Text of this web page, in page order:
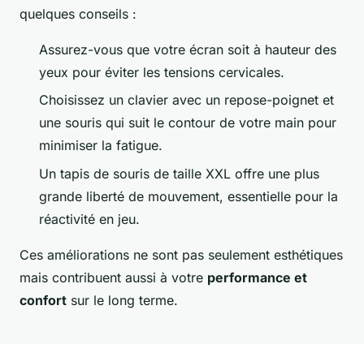
quelques conseils :
Assurez-vous que votre écran soit à hauteur des
yeux pour éviter les tensions cervicales.
Choisissez un clavier avec un repose-poignet et
une souris qui suit le contour de votre main pour
minimiser la fatigue.
Un tapis de souris de taille XXL offre une plus
grande liberté de mouvement, essentielle pour la
réactivité en jeu.
Ces améliorations ne sont pas seulement esthétiques
mais contribuent aussi à votre performance et
confort sur le long terme.